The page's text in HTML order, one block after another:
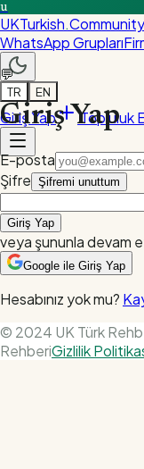
u
UKTurkish.Community
WhatsApp Grupları
TR EN
Giriş Yap Topluluk
💬
Giriş Yap
E-posta
Şifre Şifremi unuttum
Giriş Yap
veya şununla devam
Google ile Giriş Yap
Hesabınız yok mu?
© 2024 UK Türk
RehberiGizlilik